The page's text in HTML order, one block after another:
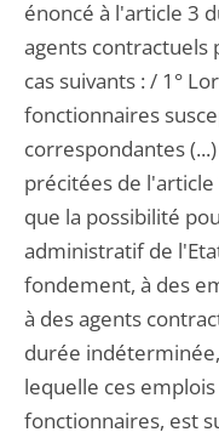
énoncé à l'article 3
agents contractuels
cas suivants : / 1°
fonctionnaires
correspondantes
précitées de
que la possibilité
administratif de
fondement, à des
à des agents
durée
lequelle ces
fonctionnaires, est